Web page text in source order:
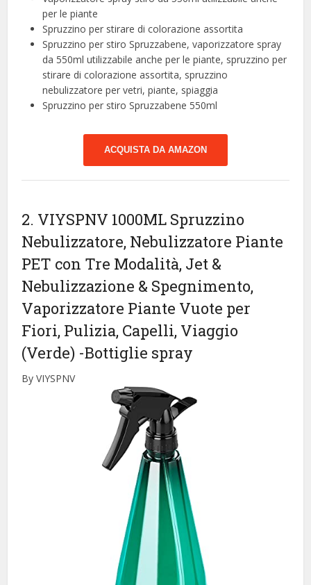
per le piante
Spruzzino per stirare di colorazione assortita
Spruzzino per stiro Spruzzabene, vaporizzatore spray
da 550ml utilizzabile anche per le piante, spruzzino per
stirare di colorazione assortita, spruzzino
nebulizzatore per vetri, piante, spiaggia
Spruzzino per stiro Spruzzabene 550ml
ACQUISTA DA AMAZON
2. VIYSPNV 1000ML Spruzzino
Nebulizzatore, Nebulizzatore Piante
PET con Tre Modalità, Jet &
Nebulizzazione & Spegnimento,
Vaporizzatore Piante Vuote per
Fiori, Pulizia, Capelli, Viaggio
(Verde) -Bottiglie spray
By VIYSPNV